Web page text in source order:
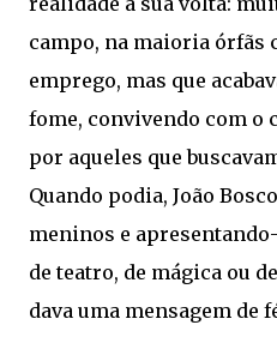
campo, na maioria órfãs
emprego, mas que
fome, convivendo com o
por aqueles que
Quando podia, João
meninos e
de teatro, de mágica ou
dava uma mensagem de